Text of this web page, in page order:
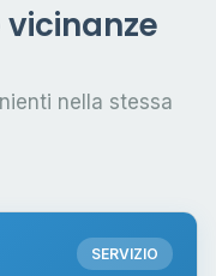
nella stessa
SERVIZIO